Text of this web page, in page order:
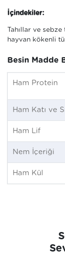
İçindekiler:
Tahıllar ve
hayvan kökenli
Besin Madde
Ham Protein
Ham Katı ve
Ham Lif
Nem İçeriği
Ham Kül